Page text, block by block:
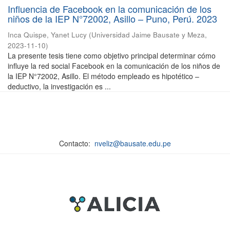
Influencia de Facebook en la comunicación de los
niños de la IEP N°72002, Asillo – Puno, Perú. 2023
Inca Quispe, Yanet Lucy (Universidad Jaime Bausate y Meza,
2023-11-10)
La presente tesis tiene como objetivo principal determinar cómo
influye la red social Facebook en la comunicación de los niños de
la IEP N°72002, Asillo. El método empleado es hipotético –
deductivo, la investigación es ...
Contacto: nveliz@bausate.edu.pe